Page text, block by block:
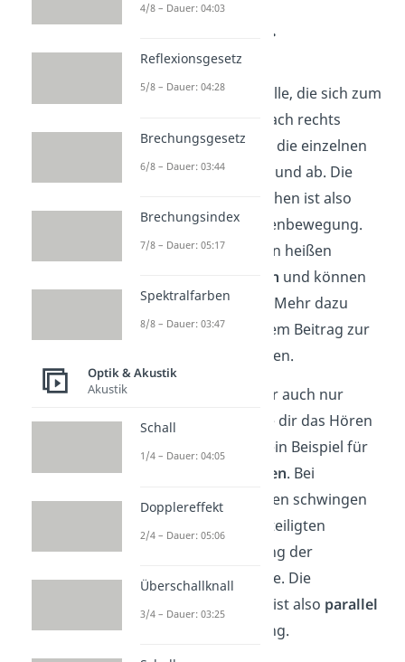
Transversal vs.
Longitudinal
Bei einer Wasserwelle, die sich zum
Beispiel von links nach rechts
bewegt, schwingen die einzelnen
Wasserteilchen auf und ab. Die
Bewegung der Teilchen ist also
senkrechtzur Wellenbewegung.
Diese Art von Wellen heißen
transversale Wellen und können
polarisiert werden. Mehr dazu
kannst du in unserem Beitrag zur
erfahren.
Schallwellen (kürzer auch nur
Schall genannt), die dir das Hören
ermöglichen, sind ein Beispiel für
Wellen. Bei
longitudinalen Wellen schwingen
die Teilchen des beteiligten
Mediums in Richtung der
Bewegung der Welle. Die
Teilchenbewegung ist also parallel
zur Wellenbewegung.
4/8 – Dauer: 04:03
Reflexionsgesetz
5/8 – Dauer: 04:28
Brechungsgesetz
6/8 – Dauer: 03:44
Brechungsindex
7/8 – Dauer: 05:17
Spektralfarben
8/8 – Dauer: 03:47
Optik & Akustik
Akustik
Schall
1/4 – Dauer: 04:05
Dopplereffekt
2/4 – Dauer: 05:06
Überschallknall
3/4 – Dauer: 03:25